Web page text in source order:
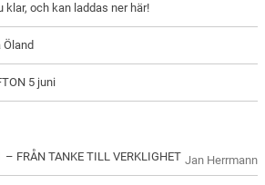
klar, och kan laddas ner här!
5 juni
Jan Herrmann
FRÅN TANKE TILL VERKLIGHET